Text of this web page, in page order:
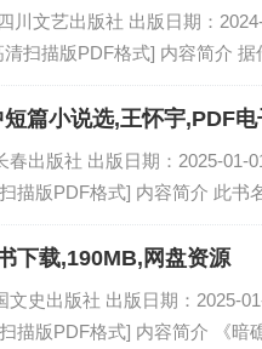
川文艺出版社 出版日期：
扫描版PDF格式] 内容简介 据
篇小说选,王怀宇,PDF电
出版社 出版日期：2025-01-
描版PDF格式] 内容简介 此书
下载,190MB,网盘资源
史出版社 出版日期：2025-
描版PDF格式] 内容简介 《暗